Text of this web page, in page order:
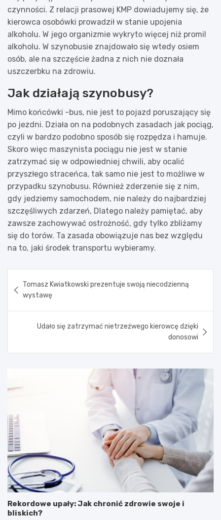
czynności. Z relacji prasowej KMP dowiadujemy się, że
kierowca osobówki prowadził w stanie upojenia
alkoholu. W jego organizmie wykryto więcej niż promil
alkoholu. W szynobusie znajdowało się wtedy osiem
osób, ale na szczęście żadna z nich nie doznała
uszczerbku na zdrowiu.
Jak działają szynobusy?
Mimo końcówki -bus, nie jest to pojazd poruszający się
po jezdni. Działa on na podobnych zasadach jak pociąg,
czyli w bardzo podobno sposób się rozpędza i hamuje.
Skoro więc maszynista pociągu nie jest w stanie
zatrzymać się w odpowiedniej chwili, aby ocalić
przyszłego straceńca, tak samo nie jest to możliwe w
przypadku szynobusu. Również zderzenie się z nim,
gdy jedziemy samochodem, nie należy do najbardziej
szczęśliwych zdarzeń, Dlatego należy pamiętać, aby
zawsze zachowywać ostrożność, gdy tylko zbliżamy
się do torów. Ta zasada obowiązuje nas bez względu
na to, jaki środek transportu wybieramy.
wpisu
Tomasz Kwiatkowski prezentuje swoją niecodzienną
wystawę
Udało się zatrzymać nietrzeźwego kierowcę dzięki
donosowi
Rekordowe upały: Jak chronić zdrowie swoje i
bliskich?